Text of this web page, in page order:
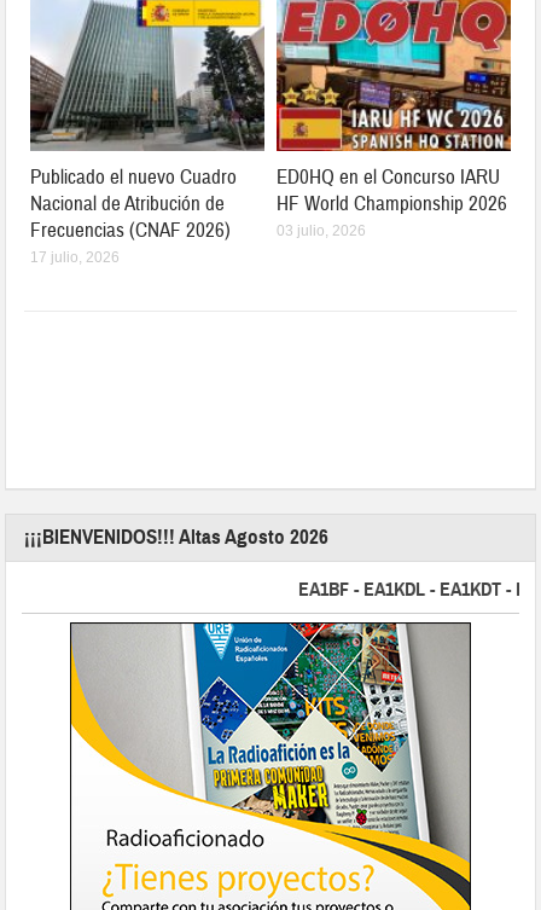
Publicado el nuevo Cuadro
Nacional de Atribución de
Frecuencias (CNAF 2026)
17 julio, 2026
ED0HQ en el Concurso IARU
HF World Championship 2026
03 julio, 2026
¡¡¡BIENVENIDOS!!! Altas Agosto 2026
EA1BF - EA1KDL - EA1KDT -